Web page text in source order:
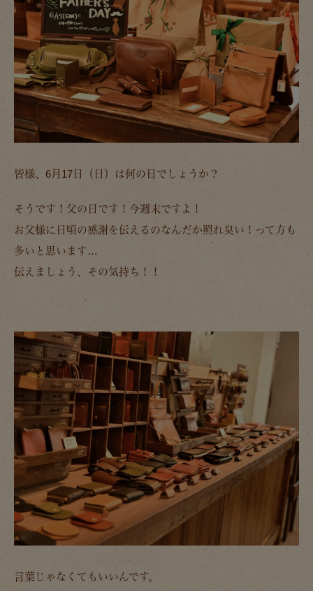
皆様、6月17日（日）は何の日でしょうか？
そうです！ 父の日 です！今週末ですよ！
お父様に日頃の感謝を伝えるのなんだか照れ臭い！って方も
多いと思います…
伝えましょう、その気持ち！！
言葉じゃなくてもいいんです。